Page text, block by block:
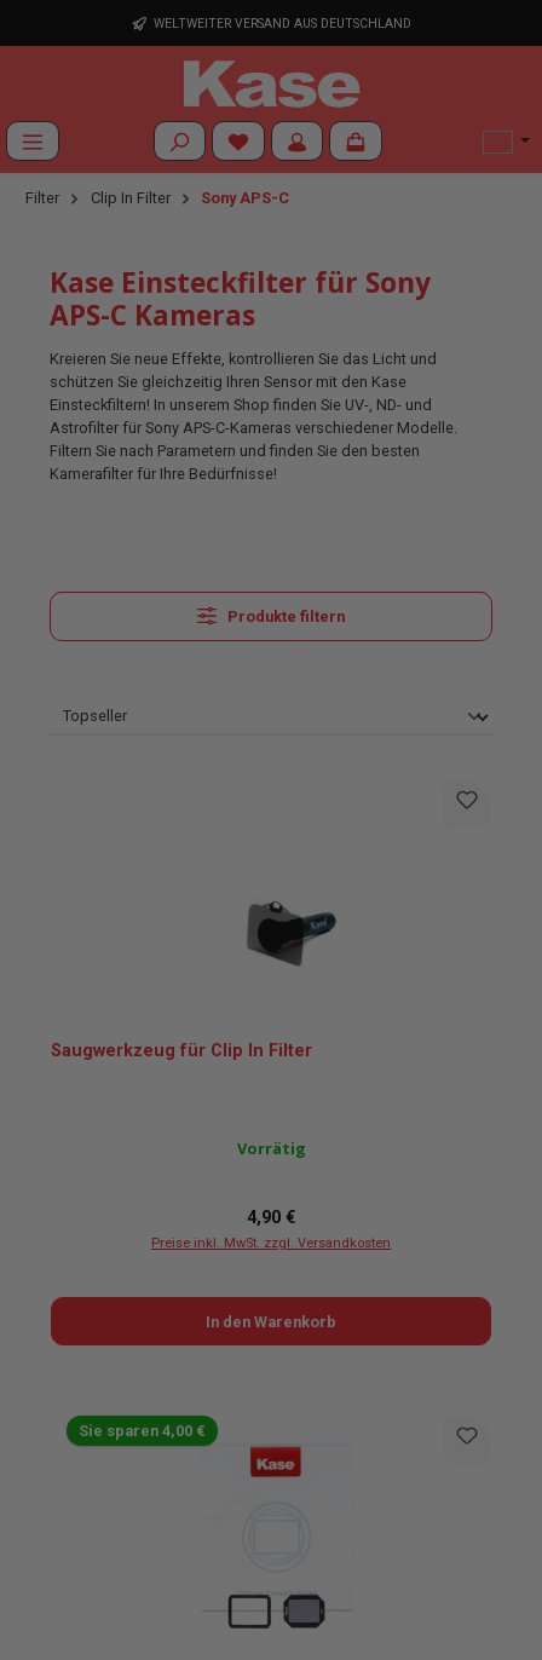
Zum Hauptinhalt springenWELTWEITER VERSAND AUS DEUTSCHLAND
Du hast 0 Produkte auf dem Merkzettel
Filter Clip In Filter Sony APS-C
Kase Einsteckfilter für Sony
APS-C Kameras
Kreieren Sie neue Effekte, kontrollieren Sie das Licht und
schützen Sie gleichzeitig Ihren Sensor mit den Kase
Einsteckfiltern! In unserem Shop finden Sie UV-, ND- und
Astrofilter für Sony APS-C-Kameras verschiedener Modelle.
Filtern Sie nach Parametern und finden Sie den besten
Kamerafilter für Ihre Bedürfnisse!
Produkte filtern
Saugwerkzeug für Clip In Filter
Vorrätig
Regulärer Preis:
4,90 €
Preise inkl. MwSt. zzgl. Versandkosten
In den Warenkorb
Sie sparen 4,00 €